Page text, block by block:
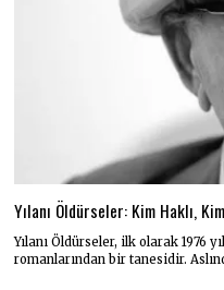
Yılanı Öldürseler: Kim Haklı,
Yılanı Öldürseler, ilk olarak 1976
romanlarından bir tanesidir.